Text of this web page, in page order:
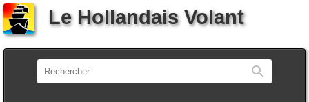
Le Hollandais Volant